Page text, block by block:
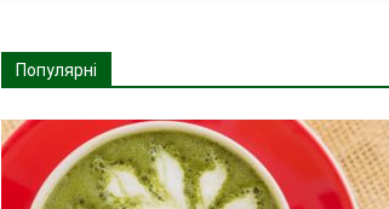
Популярні